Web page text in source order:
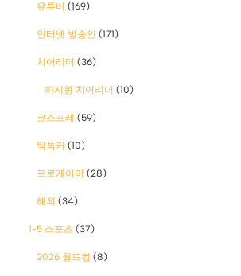
유튜버 (169)
인터넷 방송인 (171)
치어리더 (36)
하지원 치어리더 (10)
코스프레 (59)
틱톡커 (10)
프로게이머 (28)
해외 (34)
1-5 스포츠 (37)
2026 월드컵 (8)